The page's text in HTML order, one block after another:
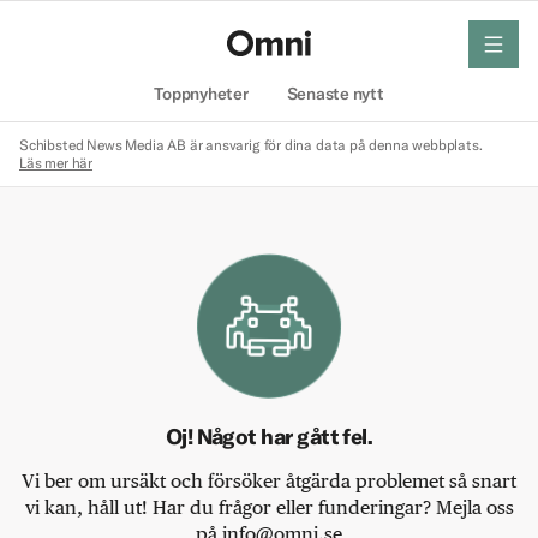
Toppnyheter Senaste nytt
meny
Schibsted News Media AB är ansvarig för dina data på denna webbplats.
Läs mer här
Oj! Något har gått fel.
Vi ber om ursäkt och försöker åtgärda problemet så snart
vi kan, håll ut! Har du frågor eller funderingar? Mejla oss